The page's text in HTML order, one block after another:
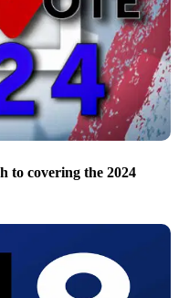
to covering the 2024